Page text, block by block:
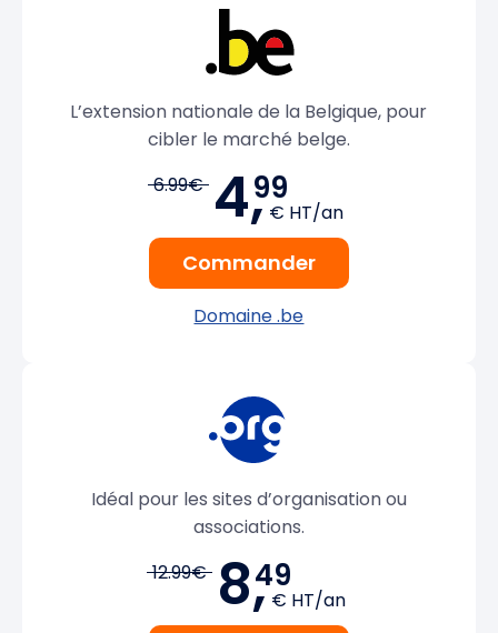
L’extension nationale de la Belgique, pour
cibler le marché belge.
6.99€ 4,99
€ HT/an
Commander
Domaine .be
Idéal pour les sites d’organisation ou
associations.
12.99€ 8,49
€ HT/an